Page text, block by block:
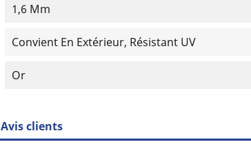
1,6 Mm
Convient En Extérieur, Résistant UV
Or
Avis clients